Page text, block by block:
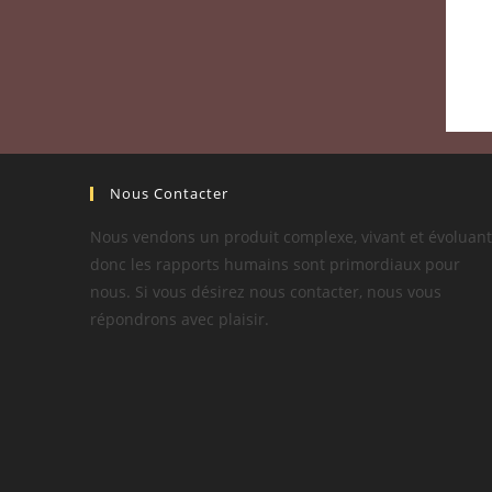
Nous Contacter
Nous vendons un produit complexe, vivant et
donc les rapports humains sont primordiaux pour
nous. Si vous désirez nous contacter, nous vous
répondrons avec plaisir.